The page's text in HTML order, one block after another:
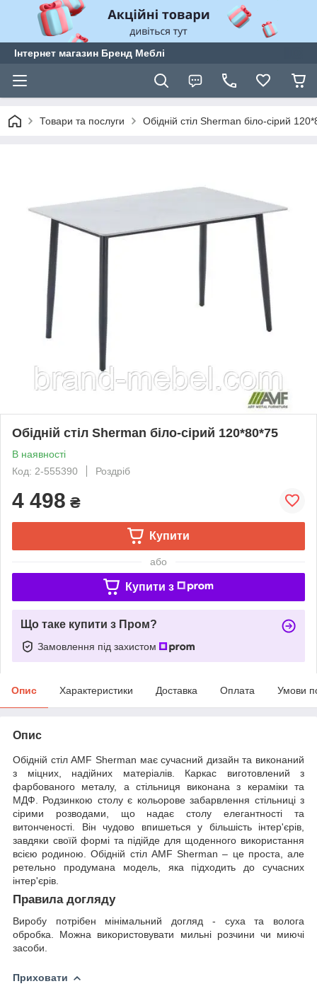
Інтернет магазин Бренд Меблі
Товари та послуги Обідній стіл Sherman біло-сірий
Обідній стіл Sherman біло-сірий 120*80*75
В наявності
Код: 2-555390
Роздріб
4 498 ₴
Купити
або
Купити з
Що таке купити з Пром?
Замовлення під захистом
Опис Характеристики Доставка Оплата Умови
Опис
Обідній стіл AMF Sherman має сучасний дизайн та виконаний
з міцних, надійних матеріалів. Каркас виготовлений з
фарбованого металу, а стільниця виконана з кераміки та
МДФ. Родзинкою столу є кольорове забарвлення стільниці з
сірими розводами, що надає столу елегантності та
витонченості. Він чудово впишеться у більшість інтер'єрів,
завдяки своїй формі та підійде для щоденного використання
всією родиною. Обідній стіл AMF Sherman – це проста, але
ретельно продумана модель, яка підходить до сучасних
інтер'єрів.
Правила догляду
Виробу потрібен мінімальний догляд - суха та волога
обробка. Можна використовувати мильні розчини чи миючі
засоби.
Приховати